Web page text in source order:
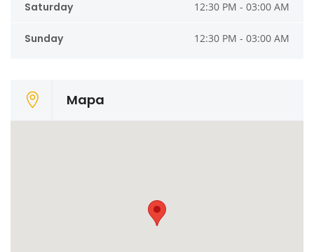
Saturday 12:30 PM - 03:00 AM
Sunday 12:30 PM - 03:00 AM
Mapa